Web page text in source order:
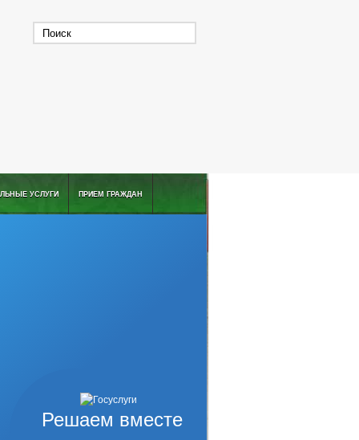
УСЛУГИ ПРИЕМ ГРАЖДАН
Решаем вместе